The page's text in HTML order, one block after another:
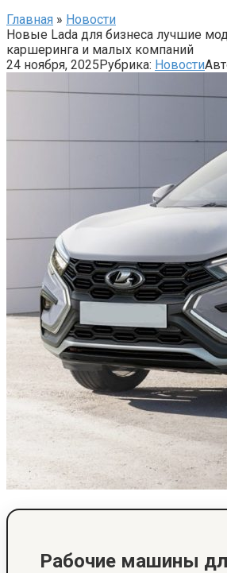
Главная » Новости
Новые Lada для бизнеса лучшие
каршеринга и малых компаний
24 ноября, 2025Рубрика: Новости
Рабочие машины